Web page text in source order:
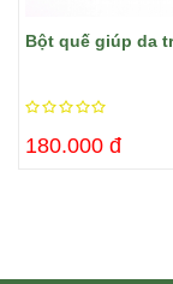
Bột quế giúp da
180.000 đ